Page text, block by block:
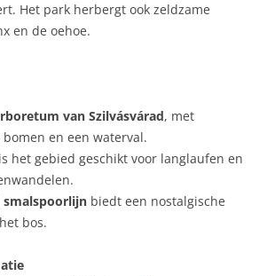
Het park herbergt ook zeldzame
en de oehoe.
van Szilvásvárad, met
en een waterval.
het gebied geschikt voor langlaufen en
smalspoorlijn biedt een nostalgische
bos.